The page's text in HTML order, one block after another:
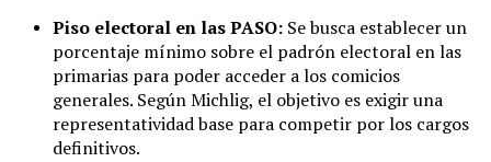
Piso electoral en las PASO: Se busca establecer un
porcentaje mínimo sobre el padrón electoral en las
primarias para poder acceder a los comicios
generales. Según Michlig, el objetivo es exigir una
representatividad base para competir por los cargos
definitivos.